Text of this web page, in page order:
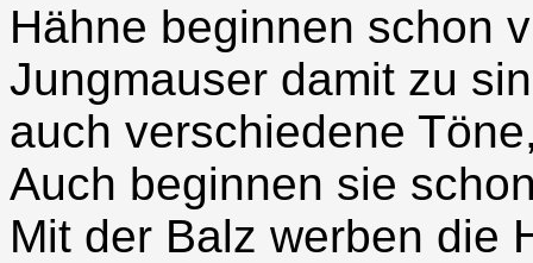
Hähne beginnen schon
Jungmauser damit zu
auch verschiedene
Auch beginnen sie
Mit der Balz werben die